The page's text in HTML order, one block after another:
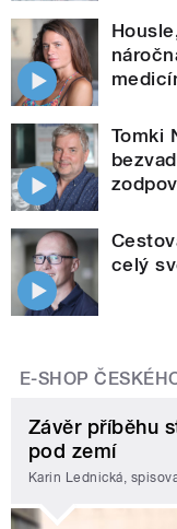
Tomki
celý
E-SHOP
Závěr příběhu
pod zemí
Karin Lednická,